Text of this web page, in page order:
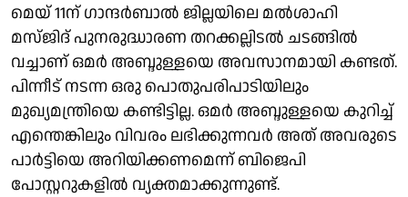
മെയ് 11ന് ഗാന്ദർബാൽ ജില്ലയിലെ മൽശാഹി
മസ്‌ജിദ് പുനരുദ്ധാരണ തറക്കല്ലിടൽ ചടങ്ങിൽ
വച്ചാണ് ഒമർ അബ്ദുള്ളയെ അവസാനമായി കണ്ടത്.
പിന്നീട് നടന്ന ഒരു പൊതുപരിപാടിയിലും
മുഖ്യമന്ത്രിയെ കണ്ടിട്ടില്ല. ഒമർ അബ്ദുള്ളയെ കുറിച്ച്
എന്തെങ്കിലും വിവരം ലഭിക്കുന്നവർ അത് അവരുടെ
പാർട്ടിയെ അറിയിക്കണമെന്ന് ബിജെപി
പോസ്റ്ററുകളിൽ വ്യക്തമാക്കുന്നുണ്ട്.